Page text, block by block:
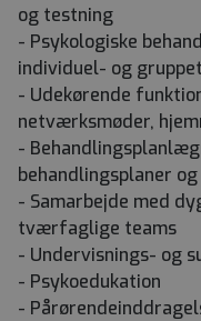
og testning
- Psykologiske
individuel- og
- Udekørende
netværksmøder,
-
behandlingsplaner
- Samarbejde med
tværfaglige teams
- Undervisnings- og
- Psykoedukation
-